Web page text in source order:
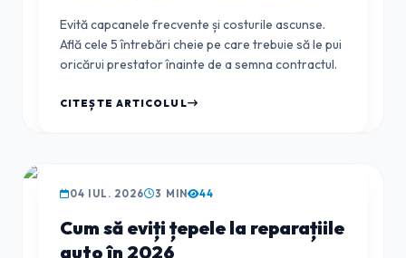
Evită capcanele frecvente și costurile ascunse.
Află cele 5 întrebări cheie pe care trebuie să le pui
oricărui prestator înainte de a semna contractul.
CITEȘTE ARTICOLUL
GHIDUL CLIENTULUI
04 IUL. 2026 3 MIN 44
Cum să eviți țepele la reparațiile
auto în 2026